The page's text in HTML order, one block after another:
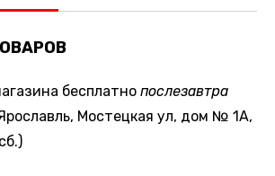
бесплатно послезавтра
Мостецкая ул, дом № 1А,